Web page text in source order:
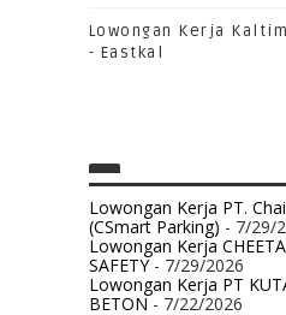
Lowongan Kerja
- Eastkal
Lowongan Kerja PT.
(CSmart Parking) - 7/29/
Lowongan Kerja
SAFETY- 7/29/2026
Lowongan Kerja PT
BETON- 7/22/2026